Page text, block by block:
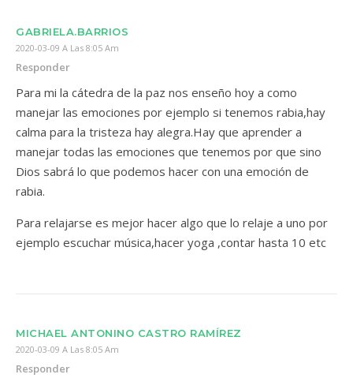
GABRIELA.BARRIOS
2020-03-09 A Las 8:05 Am
Responder
Para mi la cátedra de la paz nos enseño hoy a como
manejar las emociones por ejemplo si tenemos rabia,hay
calma para la tristeza hay alegra.Hay que aprender a
manejar todas las emociones que tenemos por que sino
Dios sabrá lo que podemos hacer con una emoción de
rabia.
Para relajarse es mejor hacer algo que lo relaje a uno por
ejemplo escuchar música,hacer yoga ,contar hasta 10 etc
MICHAEL ANTONINO CASTRO RAMÍREZ
2020-03-09 A Las 8:05 Am
Responder